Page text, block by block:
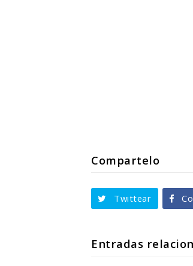
Compartelo
Twittear
Entradas